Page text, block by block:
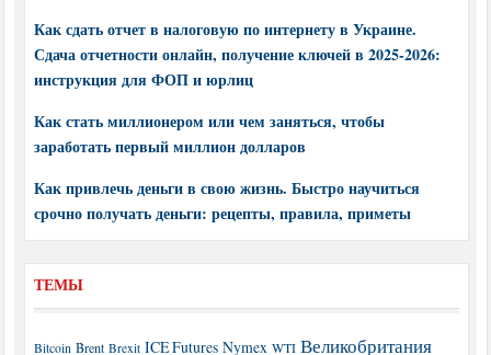
Как сдать отчет в налоговую по интернету в Украине.
Сдача отчетности онлайн, получение ключей в 2025-2026:
инструкция для ФОП и юрлиц
Как стать миллионером или чем заняться, чтобы
заработать первый миллион долларов
Как привлечь деньги в свою жизнь. Быстро научиться
срочно получать деньги: рецепты, правила, приметы
ТЕМЫ
Bitcoin Brent Brexit ICE Futures Nymex WTI Великобритания